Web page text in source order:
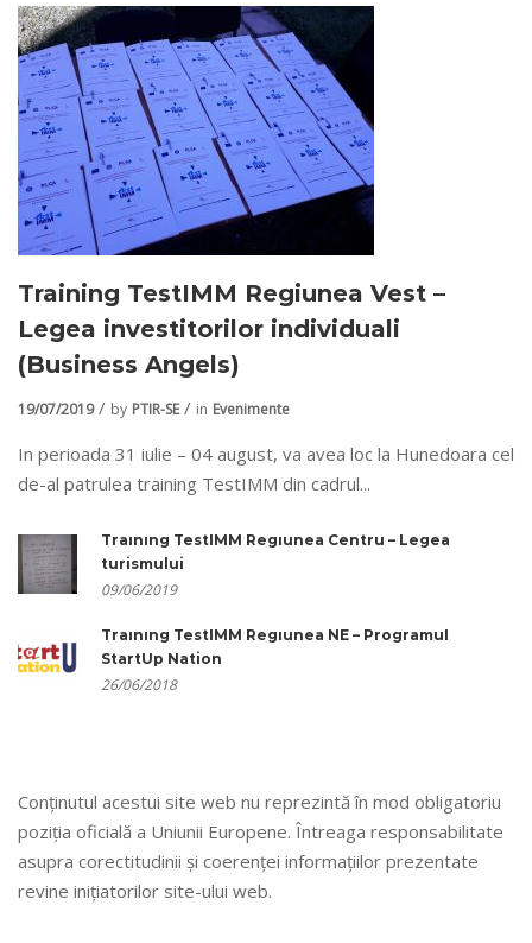
Training TestIMM Regiunea Vest –
Legea investitorilor individuali
(Business Angels)
19/07/2019 by PTIR-SE in Evenimente
In perioada 31 iulie – 04 august, va avea loc la Hunedoara cel
de-al patrulea training TestIMM din cadrul...
Training TestIMM Regiunea Centru – Legea
turismului
09/06/2019
Training TestIMM Regiunea NE – Programul
StartUp Nation
26/06/2018
Conținutul acestui site web nu reprezintă în mod obligatoriu
poziția oficială a Uniunii Europene. Întreaga responsabilitate
asupra corectitudinii și coerenței informațiilor prezentate
revine inițiatorilor site-ului web.